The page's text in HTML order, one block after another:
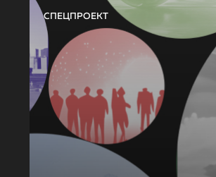
СПЕЦПРОЕКТ